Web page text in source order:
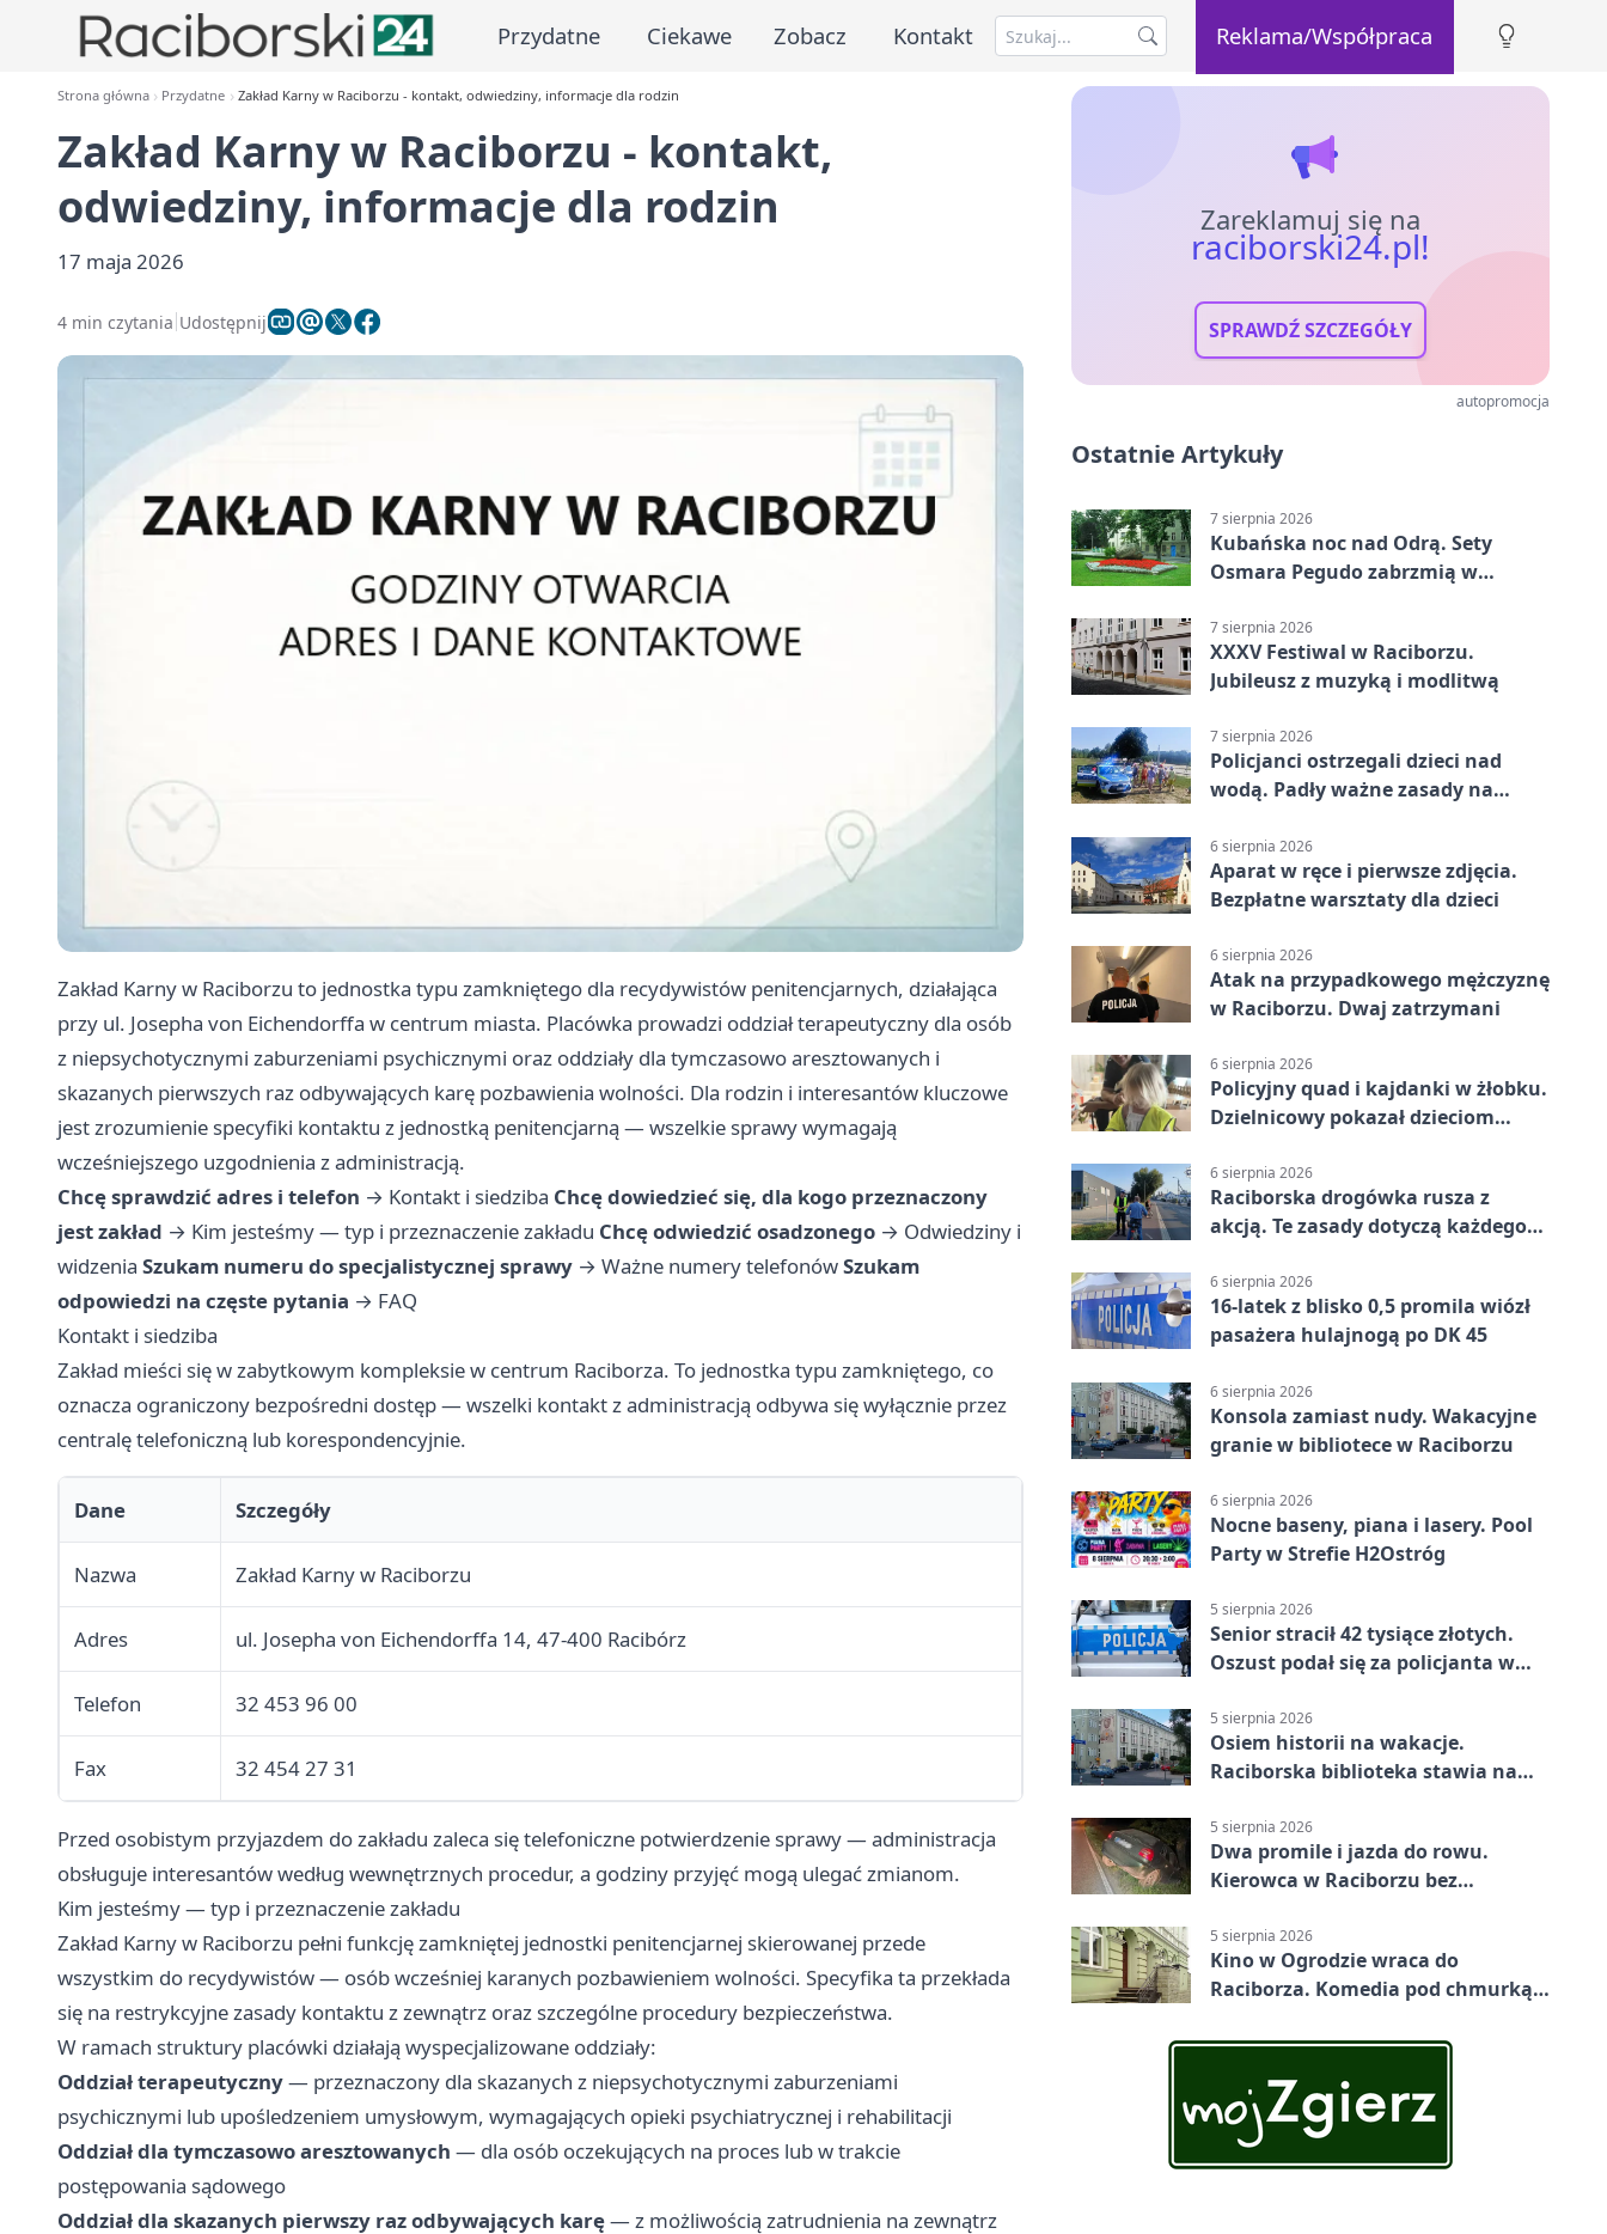
Przydatne Ciekawe Zobacz Kontakt Reklama/Współpraca
Strona główna Przydatne Zakład Karny w Raciborzu - kontakt, odwiedziny, informacje dla rodzin
Zakład Karny w Raciborzu - kontakt,
odwiedziny, informacje dla rodzin
17 maja 2026
4 min czytania Udostępnij
Zakład Karny w Raciborzu to jednostka typu zamkniętego dla recydywistów penitencjarnych, działająca
przy ul. Josepha von Eichendorffa w centrum miasta. Placówka prowadzi oddział terapeutyczny dla osób
z niepsychotycznymi zaburzeniami psychicznymi oraz oddziały dla tymczasowo aresztowanych i
skazanych pierwszych raz odbywających karę pozbawienia wolności. Dla rodzin i interesantów kluczowe
jest zrozumienie specyfiki kontaktu z jednostką penitencjarną — wszelkie sprawy wymagają
wcześniejszego uzgodnienia z administracją.
Chcę sprawdzić adres i telefon → Kontakt i siedziba Chcę dowiedzieć się, dla kogo przeznaczony
jest zakład → Kim jesteśmy — typ i przeznaczenie zakładu Chcę odwiedzić osadzonego → Odwiedziny i
widzenia Szukam numeru do specjalistycznej sprawy → Ważne numery telefonówSzukam
odpowiedzi na częste pytania → FAQ
Kontakt i siedziba
Zakład mieści się w zabytkowym kompleksie w centrum Raciborza. To jednostka typu zamkniętego, co
oznacza ograniczony bezpośredni dostęp — wszelki kontakt z administracją odbywa się wyłącznie przez
centralę telefoniczną lub korespondencyjnie.
Dane Szczegóły
Nazwa Zakład Karny w Raciborzu
Adres ul. Josepha von Eichendorffa 14, 47-400 Racibórz
Telefon 32 453 96 00
Fax 32 454 27 31
Przed osobistym przyjazdem do zakładu zaleca się telefoniczne potwierdzenie sprawy — administracja
obsługuje interesantów według wewnętrznych procedur, a godziny przyjęć mogą ulegać zmianom.
Kim jesteśmy — typ i przeznaczenie zakładu
Zakład Karny w Raciborzu pełni funkcję zamkniętej jednostki penitencjarnej skierowanej przede
wszystkim do recydywistów — osób wcześniej karanych pozbawieniem wolności. Specyfika ta przekłada
się na restrykcyjne zasady kontaktu z zewnątrz oraz szczególne procedury bezpieczeństwa.
W ramach struktury placówki działają wyspecjalizowane oddziały:
Oddział terapeutyczny— przeznaczony dla skazanych z niepsychotycznymi zaburzeniami
psychicznymi lub upośledzeniem umysłowym, wymagających opieki psychiatrycznej i rehabilitacji
Oddział dla tymczasowo aresztowanych — dla osób oczekujących na proces lub w trakcie
postępowania sądowego
Oddział dla skazanych pierwszy raz odbywających karę— z możliwością zatrudnienia na zewnątrz
Zareklamuj się na
raciborski24.pl!
SPRAWDŹ SZCZEGÓŁY
autopromocja
Ostatnie Artykuły
7 sierpnia 2026
Kubańska noc nad Odrą. Sety
Osmara Pegudo zabrzmią w
7 sierpnia 2026
XXXV Festiwal w Raciborzu.
Jubileusz z muzyką i modlitwą
7 sierpnia 2026
Policjanci ostrzegali dzieci nad
wodą. Padły ważne zasady na
6 sierpnia 2026
Aparat w ręce i pierwsze zdjęcia.
Bezpłatne warsztaty dla dzieci
6 sierpnia 2026
Atak na przypadkowego mężczyznę
w Raciborzu. Dwaj zatrzymani
6 sierpnia 2026
Policyjny quad i kajdanki w żłobku.
Dzielnicowy pokazał dzieciom
6 sierpnia 2026
Raciborska drogówka rusza z
akcją. Te zasady dotyczą każdego
6 sierpnia 2026
16-latek z blisko 0,5 promila wiózł
pasażera hulajnogą po DK 45
6 sierpnia 2026
Konsola zamiast nudy. Wakacyjne
granie w bibliotece w Raciborzu
6 sierpnia 2026
Nocne baseny, piana i lasery. Pool
Party w Strefie H2Ostróg
5 sierpnia 2026
Senior stracił 42 tysiące złotych.
Oszust podał się za policjanta w
5 sierpnia 2026
Osiem historii na wakacje.
Raciborska biblioteka stawia na
5 sierpnia 2026
Dwa promile i jazda do rowu.
Kierowca w Raciborzu bez
5 sierpnia 2026
Kino w Ogrodzie wraca do
Raciborza. Komedia pod chmurką